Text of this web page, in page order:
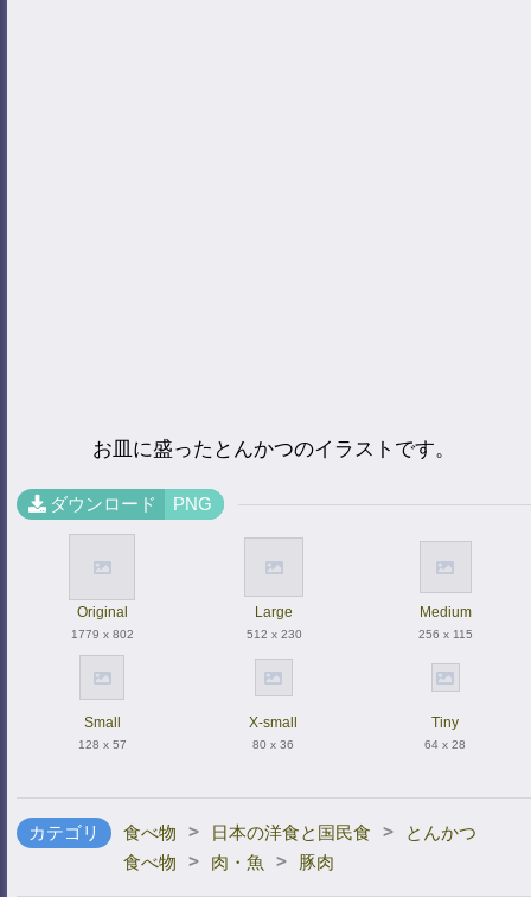
お皿に盛ったとんかつのイラストです。
ダウンロード PNG
Original
1779 x 802
Large
512 x 230
Medium
256 x 115
Small
128 x 57
X-small
80 x 36
Tiny
64 x 28
カテゴリ 食べ物 > 日本の洋食と国民食 >
とんかつ
食べ物
> 肉・魚 > 豚肉